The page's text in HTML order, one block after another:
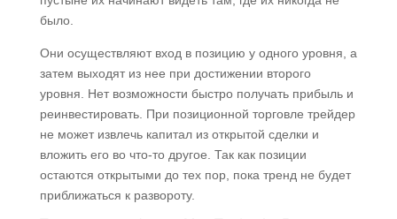
было.
Они осуществляют вход в позицию у одного уровня, а
затем выходят из нее при достижении второго
уровня. Нет возможности быстро получать прибыль и
реинвестировать. При позиционной торговле трейдер
не может извлечь капитал из открытой сделки и
вложить его во что-то другое. Так как позиции
остаются открытыми до тех пор, пока тренд не будет
приближаться к развороту.